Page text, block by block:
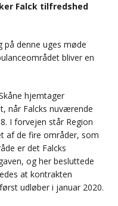
Falck tilfredshed
på denne uges møde
bliver en
hjemtager
når Falcks nuværende
I forvejen står Region
af de fire områder, som
er det Falcks
og her besluttede
at kontrakten
udløber i januar 2020.